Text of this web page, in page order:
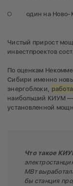
один на
Чистый прирост
инвестпроектов
По оценкам
Сибири именно
энергоблоки,
наибольший КИУМ —
установленной
Что такое
МВт
бы станция